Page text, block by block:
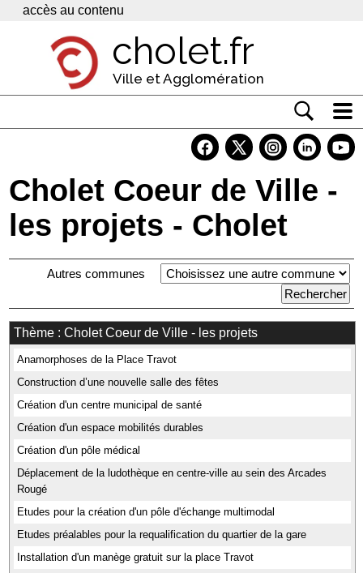
Panneau de gestion des cookies
accès au contenu
cholet.fr
Ville et Agglomération
Vivre à Cholet
Economie
Contacts
Cholet Coeur de Ville -
les projets - Cholet
Autres communes
Thème : Cholet Coeur de Ville - les projets
Anamorphoses de la Place Travot
Construction d’une nouvelle salle des fêtes
Création d'un centre municipal de santé
Création d'un espace mobilités durables
Création d'un pôle médical
Déplacement de la ludothèque en centre-ville au sein des Arcades
Rougé
Etudes pour la création d'un pôle d'échange multimodal
Etudes préalables pour la requalification du quartier de la gare
Installation d'un manège gratuit sur la place Travot